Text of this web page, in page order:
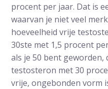
procent per jaar. Dat is
waarvan je niet veel
hoeveelheid vrije
30ste met 1,5 procent
als je 50 bent geworden,
testosteron met 30
vrije, ongebonden vorm